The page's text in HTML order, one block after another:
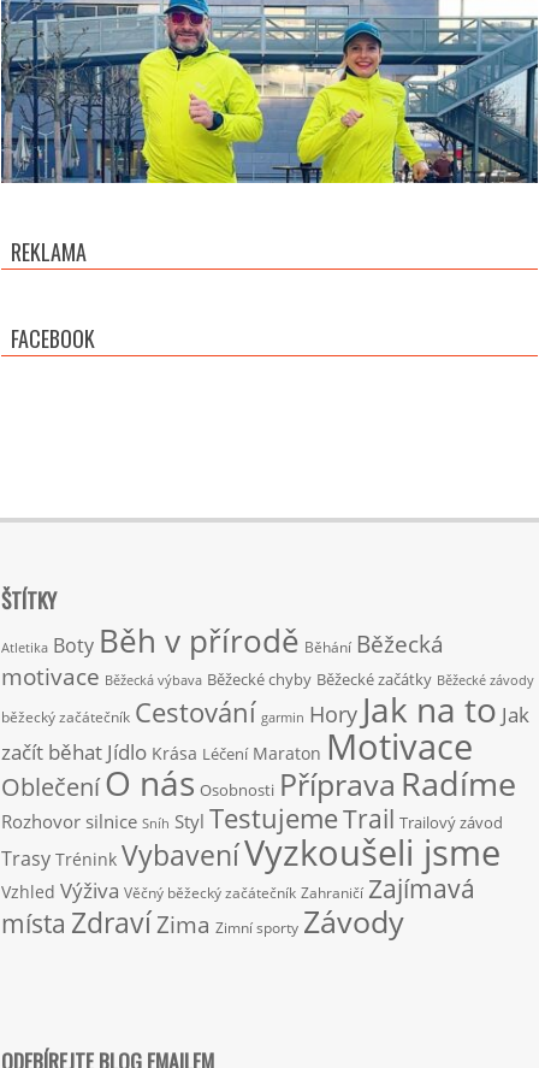
REKLAMA
FACEBOOK
ŠTÍTKY
Atletika Boty Běh v přírodě Běhání Běžecká
motivace Běžecká výbava Běžecké chyby Běžecké začátky Běžecké závody
běžecký začátečník Cestování garmin Hory Jak na to Jak
začít běhat Jídlo Krása Léčení Maraton Motivace
OblečeníO nás Osobnosti Příprava Radíme
Rozhovor silnice Sníh Styl TestujemeTrail Trailový závod
Trasy Trénink VybaveníVyzkoušeli jsme
Vzhled Výživa Věčný běžecký začátečník Zahraničí Zajímavá
místa ZdravíZima Zimní sporty Závody
ODEBÍREJTE BLOG EMAILEM